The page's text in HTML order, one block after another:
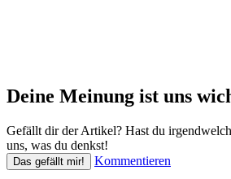
Deine Meinung ist uns
Gefällt dir der Artikel? Hast du
uns, was du denkst!
Das gefällt mir! Kommentieren